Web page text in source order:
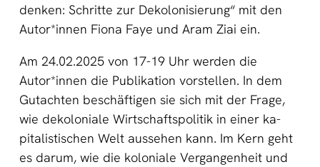
denken: Schritte zur Dekolonisierung“ mit den
Autor*innen Fiona Faye und Aram Ziai ein.
Am 24.02.2025 von 17-19 Uhr werden die
Autor*innen die Publikation vorstellen. In dem
Gutachten beschäftigen sie sich mit der Frage,
wie dekoloniale Wirtschaftspolitik in einer ka­
pitalistischen Welt aussehen kann. Im Kern geht
es darum, wie die koloniale Vergangenheit und